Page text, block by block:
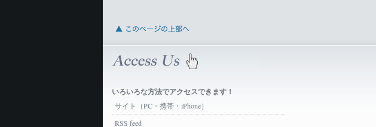
いろいろな方法でアクセスできます！
サイト（PC・携帯・iPhone）
RSS feed